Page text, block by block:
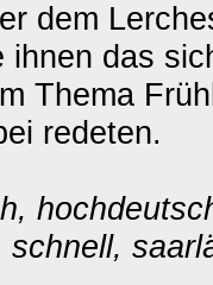
dem
ihnen das
Thema
redeten.
schnell,